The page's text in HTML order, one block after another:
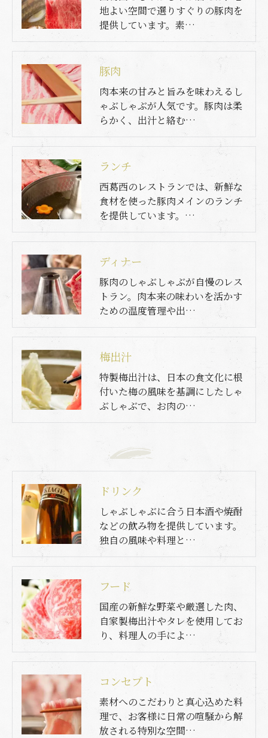
地よい空間で選りすぐりの豚肉を
提供しています。素…
豚肉
肉本来の甘みと旨みを味わえるし
ゃぶしゃぶが人気です。豚肉は柔
らかく、出汁と絡む…
ランチ
西葛西のレストランでは、新鮮な
食材を使った豚肉メインのランチ
を提供しています。…
ディナー
豚肉のしゃぶしゃぶが自慢のレス
トラン。肉本来の味わいを活かす
ための温度管理や出…
梅出汁
特製梅出汁は、日本の食文化に根
付いた梅の風味を基調にしたしゃ
ぶしゃぶで、お肉の…
ドリンク
しゃぶしゃぶに合う日本酒や焼酎
などの飲み物を提供しています。
独自の風味や料理と…
フード
国産の新鮮な野菜や厳選した肉、
自家製梅出汁やタレを使用してお
り、料理人の手によ…
コンセプト
素材へのこだわりと真心込めた料
理で、お客様に日常の喧騒から解
放される特別な空間…